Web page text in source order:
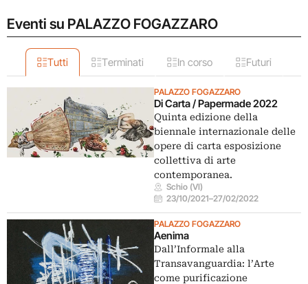
Eventi su PALAZZO FOGAZZARO
Tutti Terminati In corso Futuri
PALAZZO FOGAZZARO
Di Carta / Papermade 2022
Quinta edizione della
biennale internazionale delle
opere di carta esposizione
collettiva di arte
contemporanea.
Schio (VI)
23/10/2021–27/02/2022
PALAZZO FOGAZZARO
Aenima
Dall’Informale alla
Transavanguardia: l’Arte
come purificazione